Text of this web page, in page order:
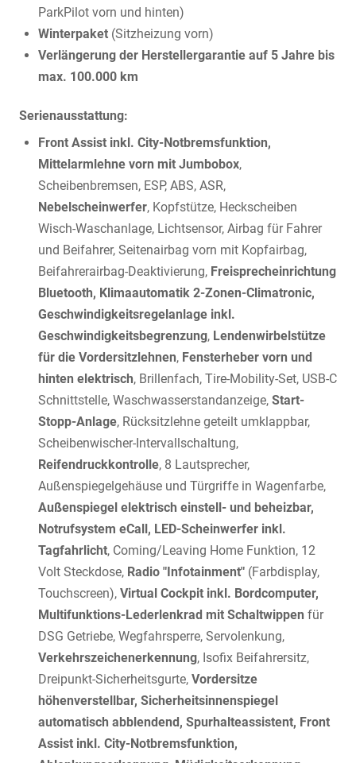
ParkPilot vorn und hinten)
Winterpaket (Sitzheizung vorn)
Verlängerung der Herstellergarantie auf 5 Jahre bis
max. 100.000 km
Serienausstattung:
Front Assist inkl. City-Notbremsfunktion,
Mittelarmlehne vorn mit Jumbobox,
Scheibenbremsen, ESP, ABS, ASR,
Nebelscheinwerfer, Kopfstütze, Heckscheiben
Wisch-Waschanlage, Lichtsensor, Airbag für Fahrer
und Beifahrer, Seitenairbag vorn mit Kopfairbag,
Beifahrerairbag-Deaktivierung, Freisprecheinrichtung
Bluetooth, Klimaautomatik 2-Zonen-Climatronic,
Geschwindigkeitsregelanlage inkl.
Geschwindigkeitsbegrenzung, Lendenwirbelstütze
für die Vordersitzlehnen, Fensterheber vorn und
hinten elektrisch, Brillenfach, Tire-Mobility-Set, USB-C
Schnittstelle, Waschwasserstandanzeige, Start-
Stopp-Anlage, Rücksitzlehne geteilt umklappbar,
Scheibenwischer-Intervallschaltung,
Reifendruckkontrolle, 8 Lautsprecher,
Außenspiegelgehäuse und Türgriffe in Wagenfarbe,
Außenspiegel elektrisch einstell- und beheizbar,
Notrufsystem eCall, LED-Scheinwerfer inkl.
Tagfahrlicht, Coming/Leaving Home Funktion, 12
Volt Steckdose, Radio "Infotainment" (Farbdisplay,
Touchscreen), Virtual Cockpit inkl. Bordcomputer,
Multifunktions-Lederlenkrad mit Schaltwippen für
DSG Getriebe, Wegfahrsperre, Servolenkung,
Verkehrszeichenerkennung, Isofix Beifahrersitz,
Dreipunkt-Sicherheitsgurte, Vordersitze
höhenverstellbar, Sicherheitsinnenspiegel
automatisch abblendend, Spurhalteassistent, Front
Assist inkl. City-Notbremsfunktion,